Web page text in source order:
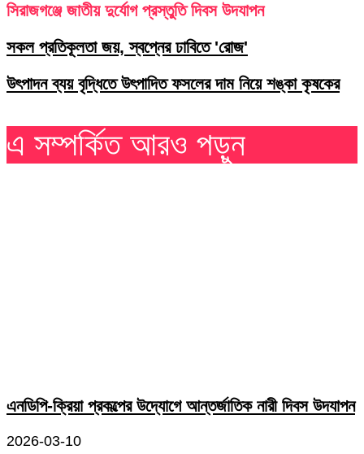
সিরাজগঞ্জে জাতীয় দুর্যোগ প্রস্তুতি দিবস উদযাপন
সকল প্রতিকূলতা জয়, স্বপ্নের ঢাবিতে 'রোজ'
উৎপাদন ব্যয় বৃদ্ধিতে উৎপাদিত ফসলের দাম নিয়ে শঙ্কা কৃষকের
এ সম্পর্কিত আরও পড়ুন
এনডিপি-ক্রিয়া প্রকল্পের উদ্যোগে আন্তর্জাতিক নারী দিবস উদযাপন
2026-03-10